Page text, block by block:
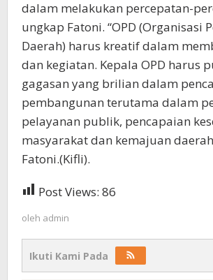
dalam melakukan percepatan-
ungkap Fatoni. “OPD (Organisasi
Daerah) harus kreatif dalam
dan kegiatan. Kepala OPD harus
gagasan yang brilian dalam
pembangunan terutama dalam
pelayanan publik, pencapaian
masyarakat dan kemajuan
Fatoni.(Kifli).
Post Views: 86
oleh admin
Ikuti Kami Pada